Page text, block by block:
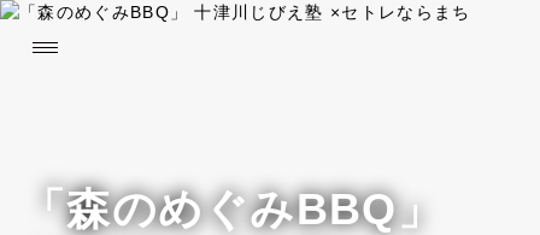
「森のめぐみBBQ」